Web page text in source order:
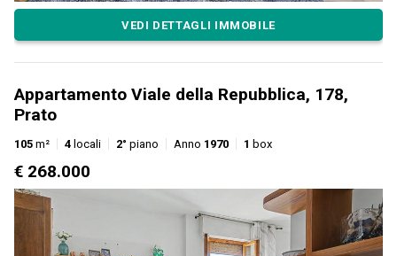
VEDI DETTAGLI IMMOBILE
Appartamento Viale della Repubblica, 178,
Prato
105 m² 4 locali 2° piano Anno 1970 1 box
€ 268.000